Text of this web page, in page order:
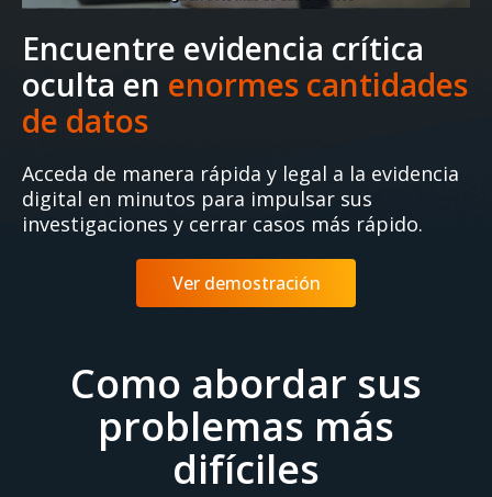
Encuentre evidencia crítica
oculta en enormes cantidades
de datos
Acceda de manera rápida y legal a la evidencia
digital en minutos para impulsar sus
investigaciones y cerrar casos más rápido.
Ver demostración
Como abordar sus
problemas más
difíciles